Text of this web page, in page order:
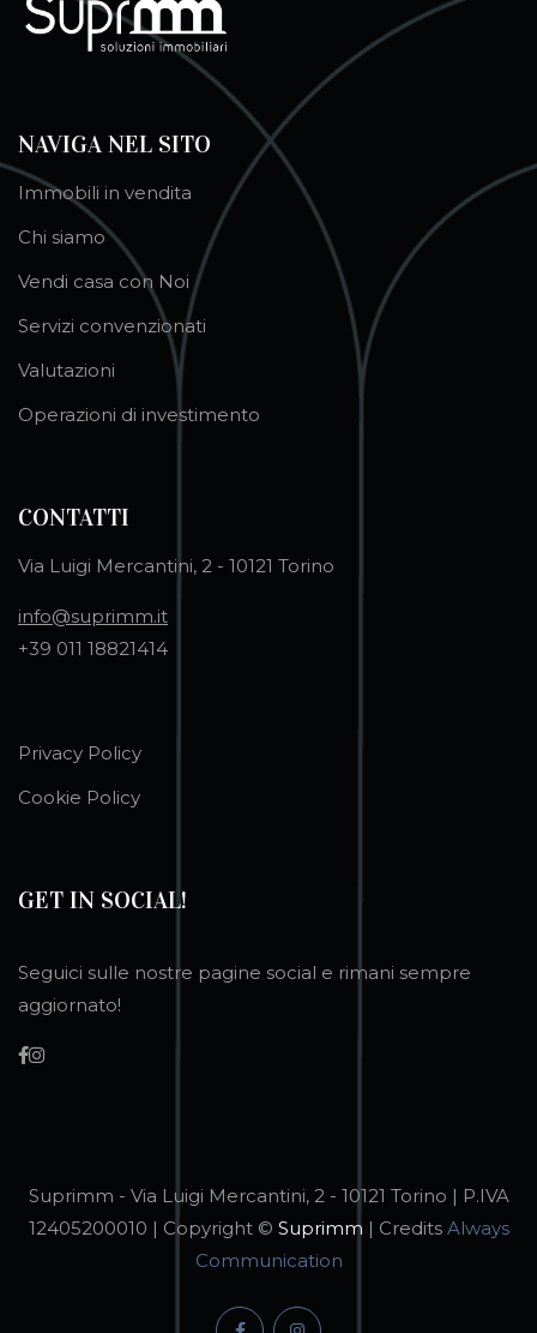
NAVIGA NEL SITO
Immobili in vendita
Chi siamo
Vendi casa con Noi
Servizi convenzionati
Valutazioni
Operazioni di investimento
CONTATTI
Via Luigi Mercantini, 2 - 10121 Torino
info@suprimm.it
+39 011 18821414
Privacy Policy
Cookie Policy
GET IN SOCIAL!
Seguici sulle nostre pagine social e rimani sempre
aggiornato!
Suprimm - Via Luigi Mercantini, 2 - 10121 Torino | P.IVA
12405200010 | Copyright © Suprimm | Credits Always
Communication